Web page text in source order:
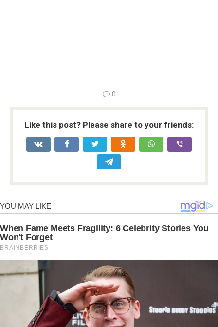
0
Like this post? Please share to your friends: